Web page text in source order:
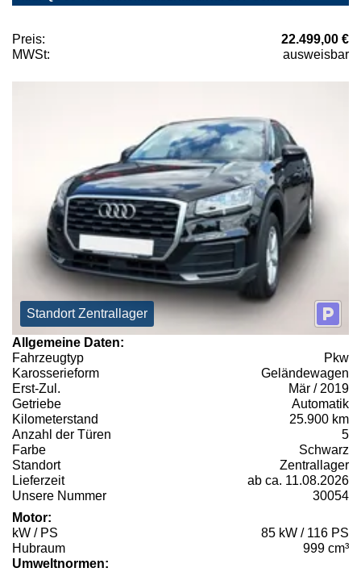
Preis:
22.499,00 €
MWSt:
ausweisbar
Standort Zentrallager
Allgemeine Daten:
Fahrzeugtyp
Pkw
Karosserieform
Geländewagen
Erst-Zul.
Mär / 2019
Getriebe
Automatik
Kilometerstand
25.900 km
Anzahl der Türen
5
Farbe
Schwarz
Standort
Zentrallager
Lieferzeit
ab ca. 11.08.2026
Unsere Nummer
30054
Motor:
kW / PS
85 kW / 116 PS
Hubraum
999 cm³
Umweltnormen: